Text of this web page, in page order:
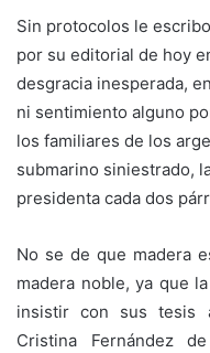
Sin protocolos le
por su editorial de hoy
desgracia inesperada,
ni sentimiento alguno
los familiares de los
submarino siniestrado,
presidenta cada dos
No se de que madera
madera noble, ya que
insistir con sus tesis
Cristina Fernández